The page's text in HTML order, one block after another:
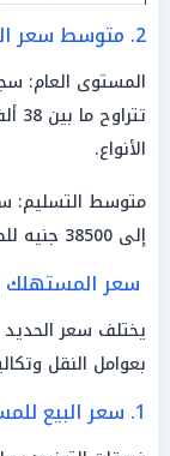
2. متوسط سعر المصنع
المستوى العام:
الأنواع.
إلى 38500 جنيه للطن تسليم أرض المصنع.
سعر المستهلك
يختلف سعر
بعوامل النقل
1. سعر البيع للمستهلك